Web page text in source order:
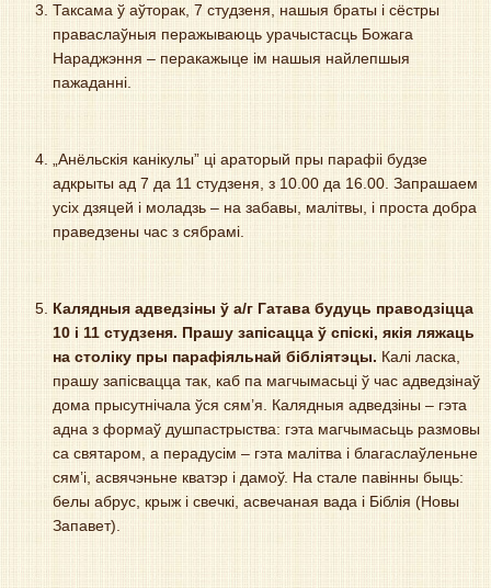
Таксама ў аўторак, 7 студзеня, нашыя браты і сёстры
праваслаўныя перажываюць урачыстасць Божага
Нараджэння – перакажыце ім нашыя найлепшыя
пажаданні.
„Анёльскія канікулы” ці араторый пры парафіі будзе
адкрыты ад 7 да 11 студзеня, з 10.00 да 16.00. Запрашаем
усіх дзяцей і моладзь – на забавы, малітвы, і проста добра
праведзены час з сябрамі.
Калядныя адведзіны ў а/г Гатава будуць праводзіцца
10 і 11 студзеня. Прашу запісацца ў спіскі, якія ляжаць
на століку пры парафіяльнай бібліятэцы. Калі ласка,
прашу запісвацца так, каб па магчымасьці ў час адведзінаў
дома прысутнічала ўся сям’я. Калядныя адведзіны – гэта
адна з формаў душпастрыства: гэта магчымасьць размовы
са святаром, a перадусім – гэта малітва і благаслаўленьне
сям’і, асвячэньне кватэр і дамоў. На стале павінны быць:
белы абрус, крыж і свечкі, асвечаная вада і Біблія (Новы
Запавет).